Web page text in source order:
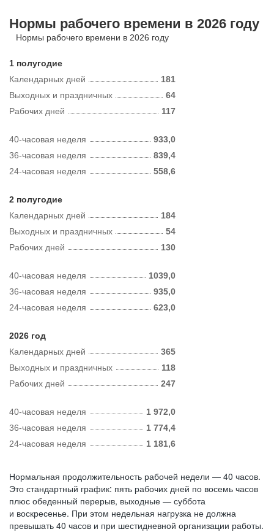
Нормы рабочего времени в 2026 году
Нормы рабочего времени в 2026 году
1 полугодие
Календарных дней
181
Рабочих дней 117
Выходных и праздничных 64
40-часовая неделя
933,0
36-часовая неделя
839,4
24-часовая неделя
558,6
2 полугодие
Календарных дней
184
Рабочих дней 130
Выходных и праздничных 54
40-часовая неделя
1039,0
36-часовая неделя
935,0
24-часовая неделя
623,0
2026 год
Календарных дней
365
Рабочих дней 247
Выходных и праздничных 118
40-часовая неделя
1 972,0
36-часовая неделя
1 774,4
24-часовая неделя
1 181,6
Нормальная продолжительность рабочей недели — 40 часов.
Это стандартный график: пять рабочих дней по восемь часов
плюс обеденный перерыв, выходные — суббота
и воскресенье. При этом недельная нагрузка не должна
превышать 40 часов и при шестидневной организации работы.